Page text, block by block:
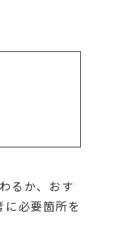
るか、おす
必要箇所を